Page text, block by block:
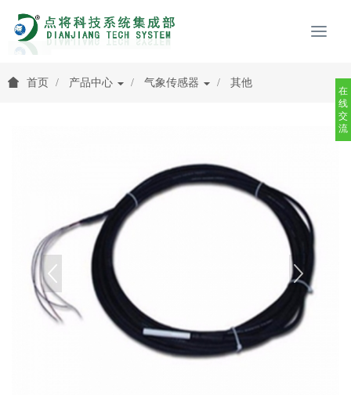
首页 产品中心 气象传感器 其他
在
线
交
流